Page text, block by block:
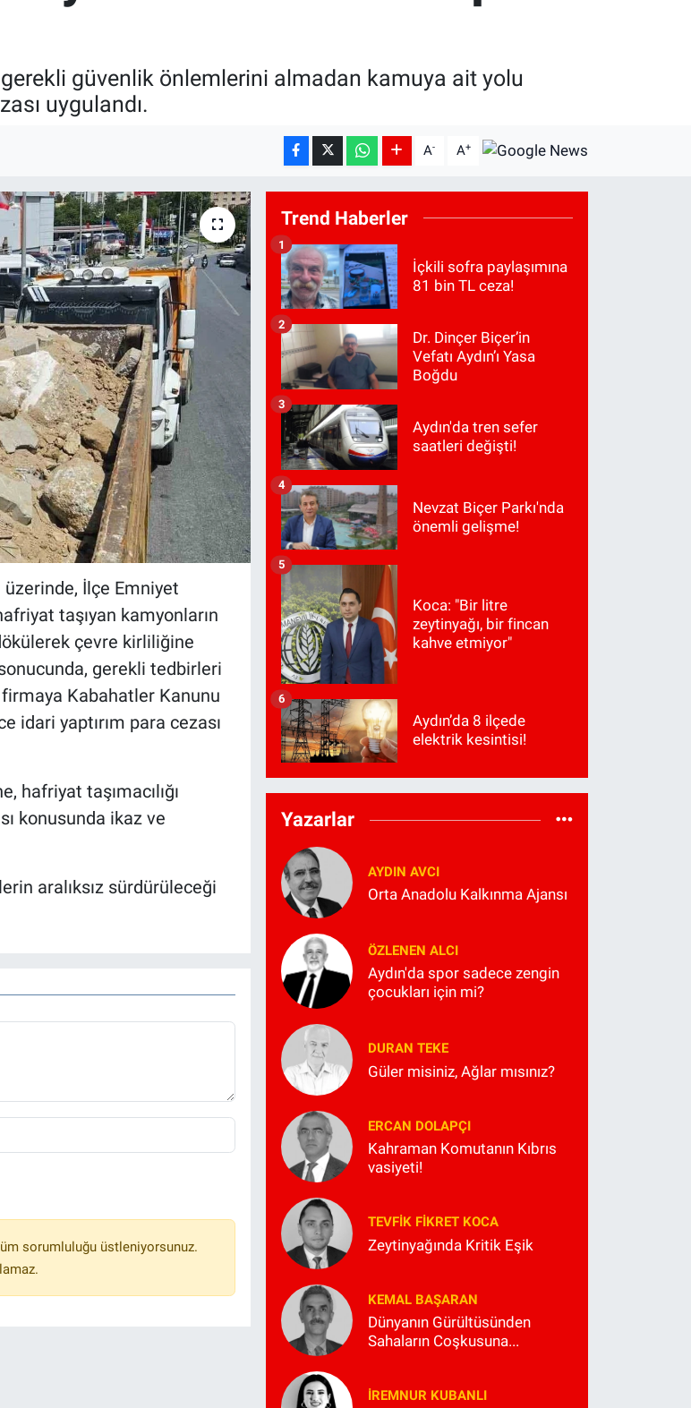
güvenlik önlemlerini almadan kamuya ait yolu
uygulandı.
A- A+
İlçe Emniyet
taşıyan kamyonların
çevre kirliliğine
gerekli tedbirleri
firmaya Kabahatler Kanunu
idari yaptırım para cezası
hafriyat taşımacılığı
konusunda ikaz ve
aralıksız sürdürüleceği
sorumluluğu üstleniyorsunuz.
Trend Haberler
İçkili sofra paylaşımına
81 bin TL ceza!
1
Dr. Dinçer Biçer’in
Vefatı Aydın’ı Yasa
Boğdu
2
Aydın'da tren sefer
saatleri değişti!
3
Nevzat Biçer Parkı'nda
önemli gelişme!
4
Koca: "Bir litre
zeytinyağı, bir fincan
kahve etmiyor"
5
Aydın’da 8 ilçede
elektrik kesintisi!
6
Yazarlar
AYDIN AVCI
Orta Anadolu Kalkınma Ajansı
ÖZLENEN ALCI
Aydın'da spor sadece zengin
çocukları için mi?
DURAN TEKE
Güler misiniz, Ağlar mısınız?
ERCAN DOLAPÇI
Kahraman Komutanın Kıbrıs
vasiyeti!
TEVFIK FIKRET KOCA
Zeytinyağında Kritik Eşik
KEMAL BAŞARAN
Dünyanın Gürültüsünden
Sahaların Coşkusuna...
İREMNUR KUBANLI